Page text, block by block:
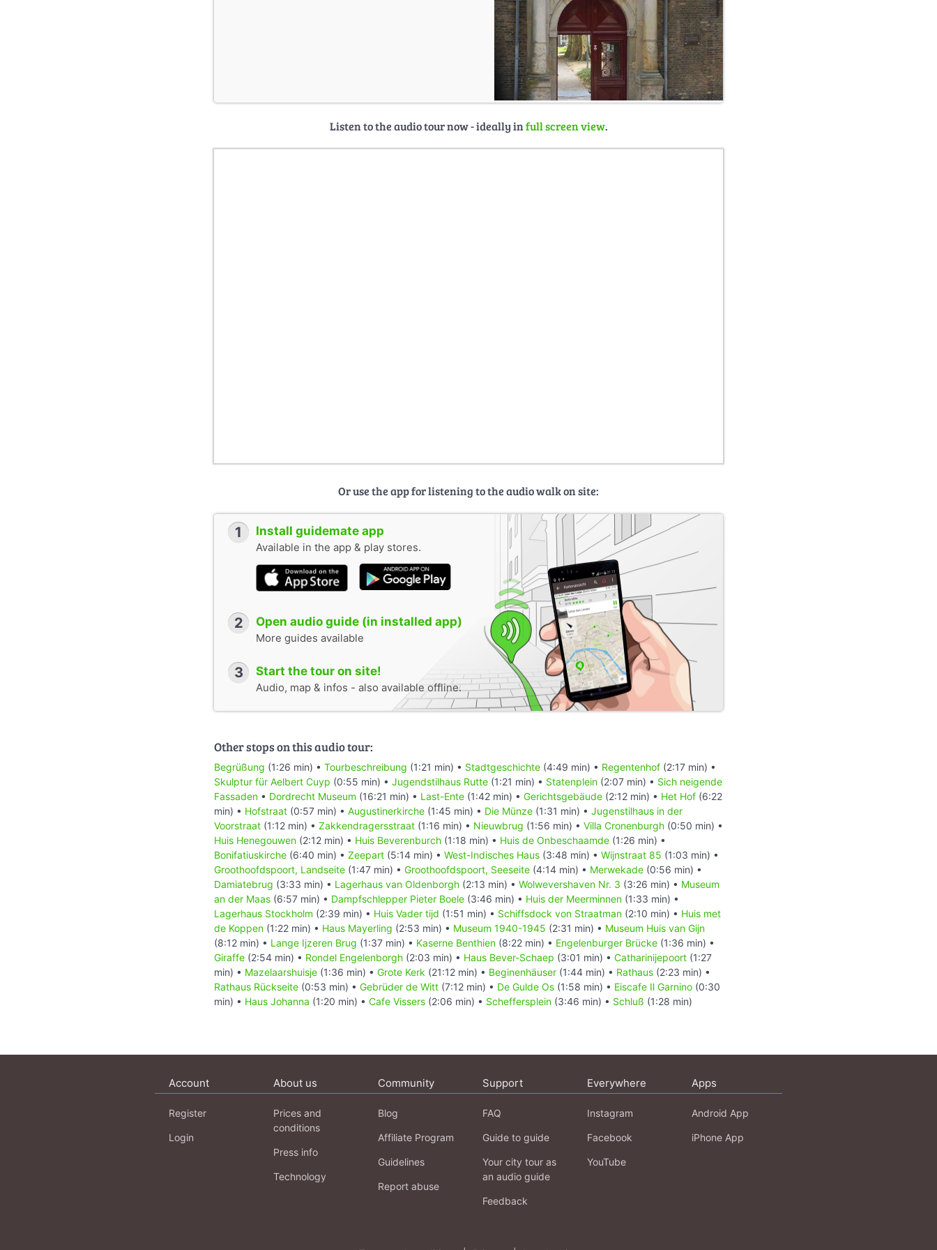
Listen to the audio tour now - ideally infull screen view.
Or use the app for listening to the audio walk on site:
1 Install guidemate app
Available in the app & play stores.
2 Open audio guide (in installed app)
More guides available
3 Start the tour on site!
Audio, map & infos - also available offline.
Other stops on this audio tour:
Begrüßung (1:26 min) • Tourbeschreibung (1:21 min) • Stadtgeschichte (4:49 min) • Regentenhof (2:17 min) •
Skulptur für Aelbert Cuyp (0:55 min) • Jugendstilhaus Rutte (1:21 min) • Statenplein (2:07 min) • Sich neigende
Fassaden • Dordrecht Museum (16:21 min) • Last-Ente (1:42 min) • Gerichtsgebäude (2:12 min) • Het Hof (6:22
min) • Hofstraat (0:57 min) • Augustinerkirche (1:45 min) • Die Münze (1:31 min) • Jugenstilhaus in der
Voorstraat (1:12 min) • Zakkendragersstraat (1:16 min) • Nieuwbrug (1:56 min) • Villa Cronenburgh (0:50 min) •
Huis Henegouwen (2:12 min) • Huis Beverenburch (1:18 min) • Huis de Onbeschaamde (1:26 min) •
Bonifatiuskirche (6:40 min) • Zeepart (5:14 min) • West-Indisches Haus (3:48 min) • Wijnstraat 85 (1:03 min) •
Groothoofdspoort, Landseite (1:47 min) • Groothoofdspoort, Seeseite (4:14 min) • Merwekade (0:56 min) •
Damiatebrug (3:33 min) • Lagerhaus van Oldenborgh (2:13 min) • Wolwevershaven Nr. 3 (3:26 min) • Museum
an der Maas (6:57 min) • Dampfschlepper Pieter Boele (3:46 min) • Huis der Meerminnen (1:33 min) •
Lagerhaus Stockholm (2:39 min) • Huis Vader tijd (1:51 min) • Schiffsdock von Straatman (2:10 min) • Huis met
de Koppen (1:22 min) • Haus Mayerling (2:53 min) • Museum 1940-1945 (2:31 min) • Museum Huis van Gijn
(8:12 min) • Lange Ijzeren Brug (1:37 min) • Kaserne Benthien (8:22 min) • Engelenburger Brücke (1:36 min) •
Giraffe (2:54 min) • Rondel Engelenborgh (2:03 min) • Haus Bever-Schaep (3:01 min) • Catharinijepoort (1:27
min) • Mazelaarshuisje (1:36 min) • Grote Kerk (21:12 min) • Beginenhäuser (1:44 min) • Rathaus (2:23 min) •
Rathaus Rückseite (0:53 min) • Gebrüder de Witt (7:12 min) • De Gulde Os (1:58 min) • Eiscafe Il Garnino (0:30
min) • Haus Johanna (1:20 min) • Cafe Vissers (2:06 min) • Scheffersplein (3:46 min) • Schluß (1:28 min)
Account
Register
Login
About us
Prices and
conditions
Press info
Technology
Community
Blog
Affiliate Program
Guidelines
Report abuse
Support
FAQ
Guide to guide
Your city tour as
an audio guide
Feedback
Everywhere
Instagram
Facebook
YouTube
Apps
Android App
iPhone App